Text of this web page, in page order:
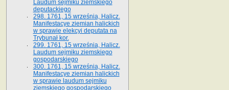
Laudum sejmiku ziemskiego
deputackiego
298. 1761, 15 września, Halicz.
Manifestacye ziemian halickich
w sprawie elekcyi deputata na
Trybunał kor.
299. 1761, 15 września, Halicz.
Laudum sejmiku ziemskiego
gospodarskiego
300. 1761, 15 września, Halicz.
Manifestacye ziemian halickich
w sprawie laudum sejmiku
ziemskiego gospodarskiego